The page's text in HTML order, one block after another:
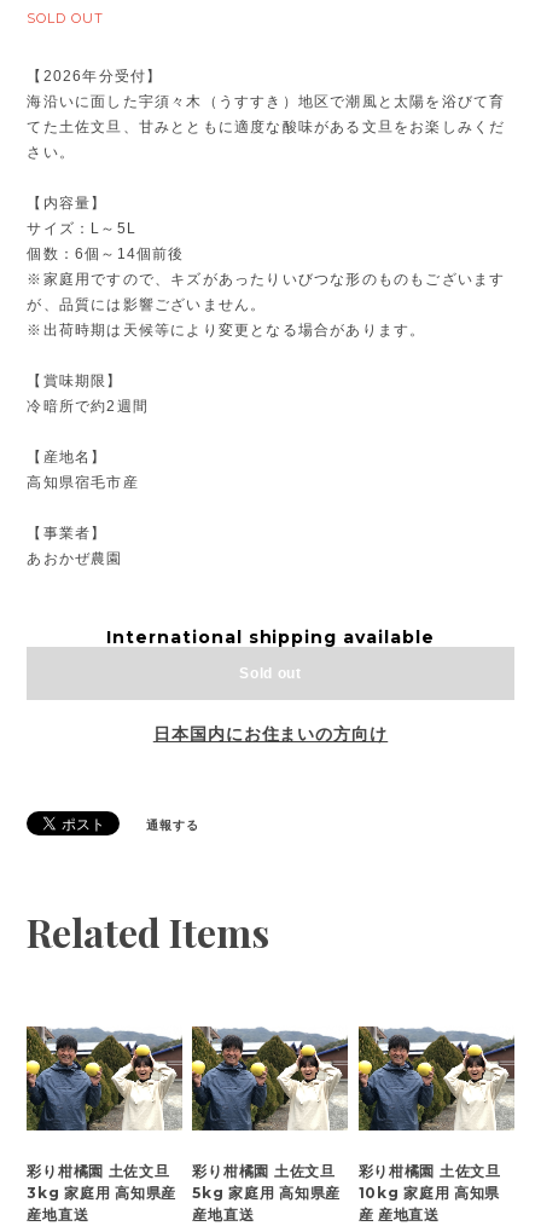
SOLD OUT
【2026年分受付】
海沿いに面した宇須々木（うすすき）地区で潮風と太陽を浴びて育
てた土佐文旦、甘みとともに適度な酸味がある文旦をお楽しみくだ
さい。
【内容量】
サイズ：L～5L
個数：6個～14個前後
※家庭用ですので、キズがあったりいびつな形のものもございます
が、品質には影響ございません。
※出荷時期は天候等により変更となる場合があります。
【賞味期限】
冷暗所で約2週間
【産地名】
高知県宿毛市産
【事業者】
あおかぜ農園
International shipping available
Sold out
日本国内にお住まいの方向け
通報する
Related Items
彩り柑橘園 土佐文旦
3kg 家庭用 高知県産
産地直送
彩り柑橘園 土佐文旦
5kg 家庭用 高知県産
産地直送
彩り柑橘園 土佐文旦
10kg 家庭用 高知県
産 産地直送